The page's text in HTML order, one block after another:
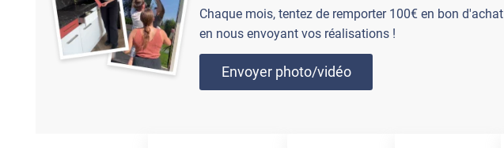
Chaque mois, tentez de remporter 100€ en bon d'achat
en nous envoyant vos réalisations !
Envoyer photo/vidéo